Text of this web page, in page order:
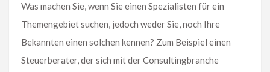
Was machen Sie, wenn Sie einen Spezialisten für ein
Themengebiet suchen, jedoch weder Sie, noch Ihre
Bekannten einen solchen kennen? Zum Beispiel einen
Steuerberater, der sich mit der Consultingbranche